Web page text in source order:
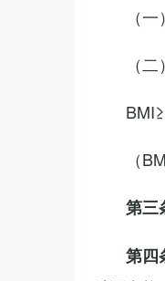
（
（
（
第三
第四